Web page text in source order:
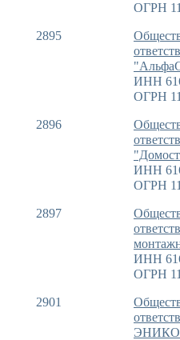
ОГРН
2895
ИНН
ОГРН
2896
ИНН
ОГРН
2897
ИНН
ОГРН
2901